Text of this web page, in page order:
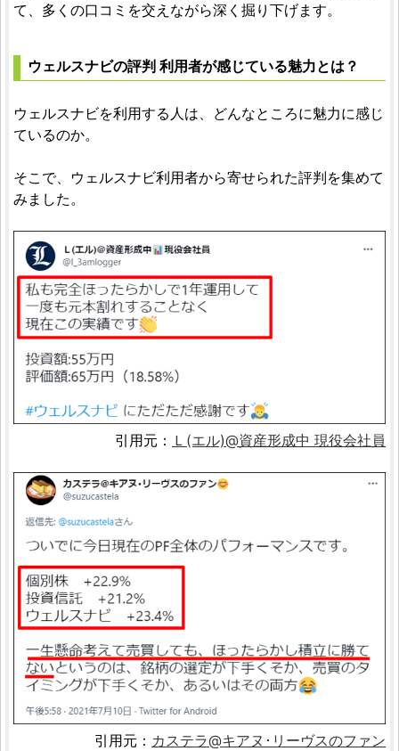
て、多くの口コミを交えながら深く掘り下げます。
ウェルスナビの評判 利用者が感じている魅力とは？
ウェルスナビを利用する人は、どんなところに魅力に感じ
ているのか。
そこで、ウェルスナビ利用者から寄せられた評判を集めて
みました。
引用元： Ｌ(エル)@資産形成中 現役会社員
引用元： カステラ@キアヌ･リーヴスのファン